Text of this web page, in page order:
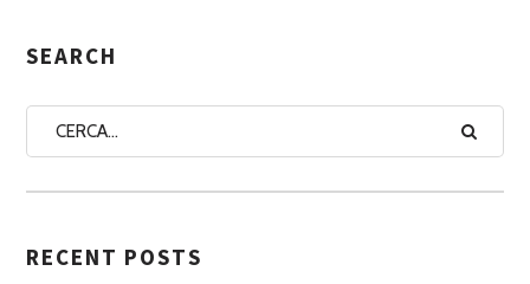
G
A
U
O
SEARCH
RECENT POSTS